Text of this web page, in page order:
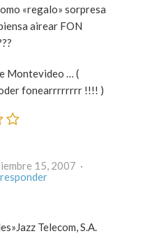
«regalo» sorpresa
airear FON
Montevideo … (
fonearrrrrrrr !!!! )
Paco en septiembre 15, 2007 ·
Telecom, S.A.